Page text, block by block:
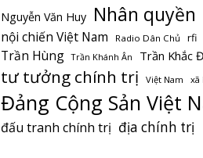
Nguyễn Văn Huy Nhân quyền
nội chiến Việt Nam Radio Dân Chủ rfi
Trần Hùng Trần Khánh Ân Trần Khắc
tư tưởng chính trị Việt Nam xã
Đảng Cộng Sản Việt
đấu tranh chính trị địa chính trị